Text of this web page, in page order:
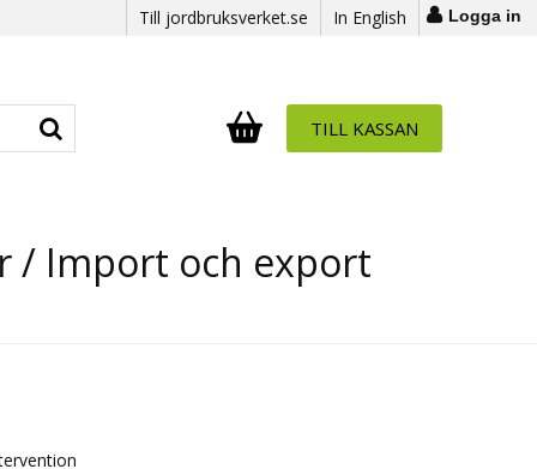
Till jordbruksverket.se In English Logga in
Antal i varukorg:
. TILL KASSAN
/ Import och export